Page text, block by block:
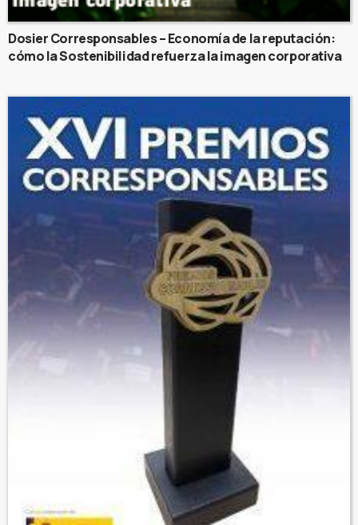
Dosier Corresponsables – Economía de la reputación:
cómo la Sostenibilidad refuerza la imagen corporativa